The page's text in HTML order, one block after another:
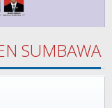
SUMBAWA